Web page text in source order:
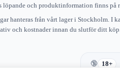
löpande och produktinformation finns på
hanteras från vårt lager i Stockholm. I
och kostnader innan du slutför ditt
18+